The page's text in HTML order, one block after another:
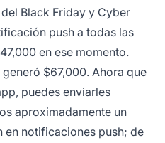
Black Friday y Cyber
push a todas las
en ese momento.
$67,000. Ahora que
puedes enviarles
aproximadamente un
en notificaciones push; de